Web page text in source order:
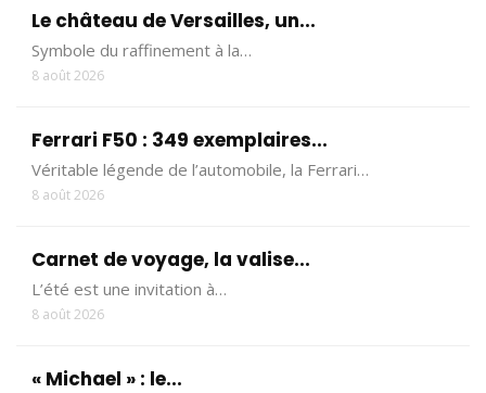
Le château de Versailles, un...
Symbole du raffinement à la…
8 août 2026
Ferrari F50 : 349 exemplaires...
Véritable légende de l’automobile, la Ferrari…
8 août 2026
Carnet de voyage, la valise...
L’été est une invitation à…
8 août 2026
« Michael » : le...